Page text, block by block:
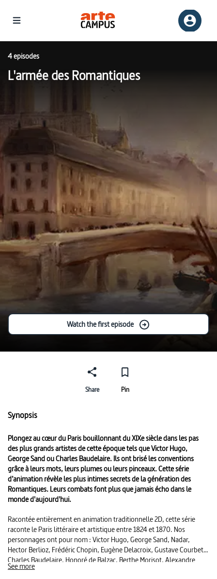
L'armée des Romantiques
4 episodes
Watch the first episode
Share Pin
Synopsis
Plongez au cœur du Paris bouillonnant du XIXe siècle dans les pas
des plus grands artistes de cette époque tels que Victor Hugo,
George Sand ou Charles Baudelaire. Ils ont brisé les conventions
grâce à leurs mots, leurs plumes ou leurs pinceaux. Cette série
d’animation révèle les plus intimes secrets de la génération des
Romantiques. Leurs combats font plus que jamais écho dans le
monde d'aujourd'hui.
Racontée entièrement en animation traditionnelle 2D, cette série
raconte le Paris littéraire et artistique entre 1824 et 1870. Nos
personnages ont pour nom : Victor Hugo, George Sand, Nadar,
Hector Berlioz, Frédéric Chopin, Eugène Delacroix, Gustave Courbet,
Charles Baudelaire, Honoré de Balzac, Berthe Morisot, Alexandre
Dumas, Édouard Manet… De jeunes artistes intrépides, pressés de
See more